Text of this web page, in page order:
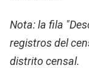
Nota: la fila
registros del
distrito censal.